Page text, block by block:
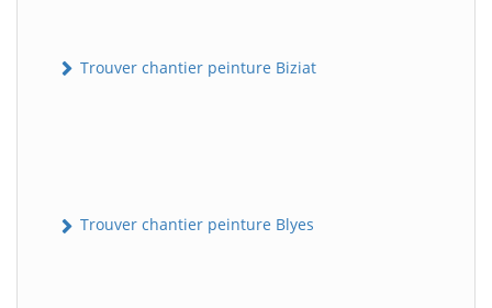
Trouver chantier peinture Biziat
Trouver chantier peinture Blyes